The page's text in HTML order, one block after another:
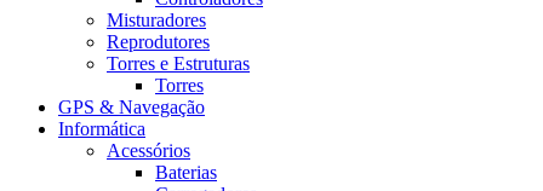
Misturadores
Reprodutores
Torres e Estruturas
Torres
GPS & Navegação
Informática
Acessórios
Baterias